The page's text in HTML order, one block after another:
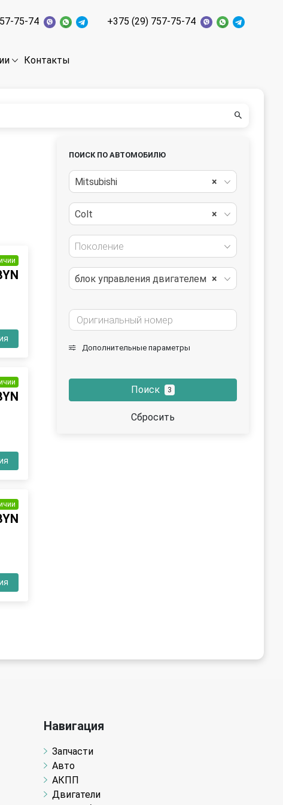
75-74 +375 (29) 757-75-74
Контакты
ПОИСК ПО АВТОМОБИЛЮ
×
Mitsubishi
×
Colt
Поколение
×
блок управления двигателем
Дополнительные параметры
Поиск 3
Сбросить
Навигация
Запчасти
Авто
АКПП
Двигатели